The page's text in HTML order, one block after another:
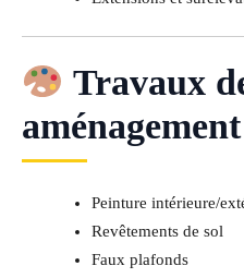
Travaux
aménagement
Peinture intérieure/
Revêtements de sol
Faux plafonds